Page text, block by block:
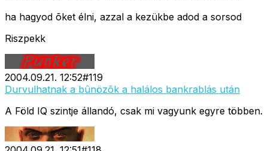
ha hagyod õket élni, azzal a kezükbe adod a sorsod
Riszpekk
2004.09.21. 12:52#119
Durvulhatnak a bûnözõk a halálos bankrablás után
A Föld IQ szintje állandó, csak mi vagyunk egyre többen.